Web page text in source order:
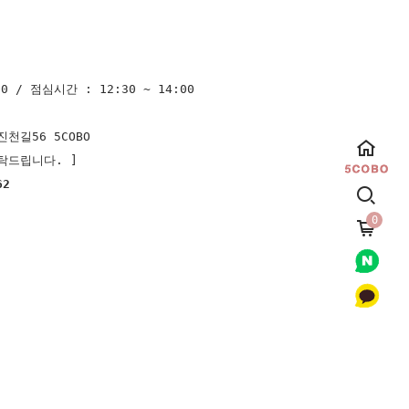
0
/ 점심시간 : 12:30 ~ 14:00
길56 5COBO
드립니다. ]